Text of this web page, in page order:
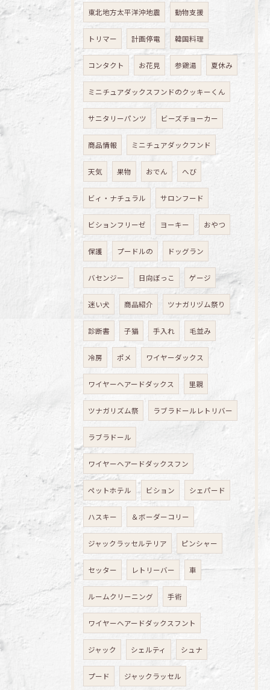
東北地方太平洋沖地震 動物支援
トリマー 計画停電 韓国料理
コンタクト お花見 参鶏湯 夏休み
ミニチュアダックスフンドのクッキーくん
サニタリーパンツ ビーズチョーカー
商品情報 ミニチュアダックフンド
天気 果物 おでん へび
ビィ・ナチュラル サロンフード
ビションフリーゼ ヨーキー おやつ
保護 プードルの ドッグラン
バセンジー 日向ぼっこ ゲージ
迷い犬 商品紹介 ツナガリヅム祭り
診断書 子猫 手入れ 毛並み
冷房 ポメ ワイヤーダックス
ワイヤーヘアードダックス 里親
ツナガリズム祭 ラブラドールレトリバー
ラブラドール
ワイヤーヘアードダックスフン
ペットホテル ビション シェパード
ハスキー ＆ボーダーコリー
ジャックラッセルテリア ピンシャー
セッター レトリーバー 車
ルームクリーニング 手術
ワイヤーヘアードダックスフント
ジャック シェルティ シュナ
プード ジャックラッセル